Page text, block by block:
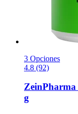
3 Opciones
4.8 (92)
ZeinPharma
g